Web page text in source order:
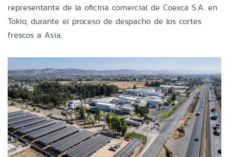
representante de la oficina comercial de Coexca S.A. en
Tokio, durante el proceso de despacho de los cortes
frescos a Asia.